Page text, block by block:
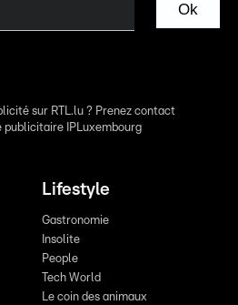
Ok
sur RTL.lu ? Prenez contact
IPLuxembourg
Lifestyle
Gastronomie
Insolite
People
Tech World
Le coin des animaux